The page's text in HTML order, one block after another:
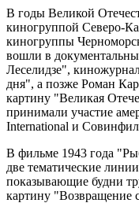
В годы Великой
киногруппой Северо-
киногруппы
вошли в
Леселидзе",
дня", а позже Роман
картину "Великая
принимали участие
International и
В фильме 1943 года
две тематические
показывающие будни
картину "Возвращение